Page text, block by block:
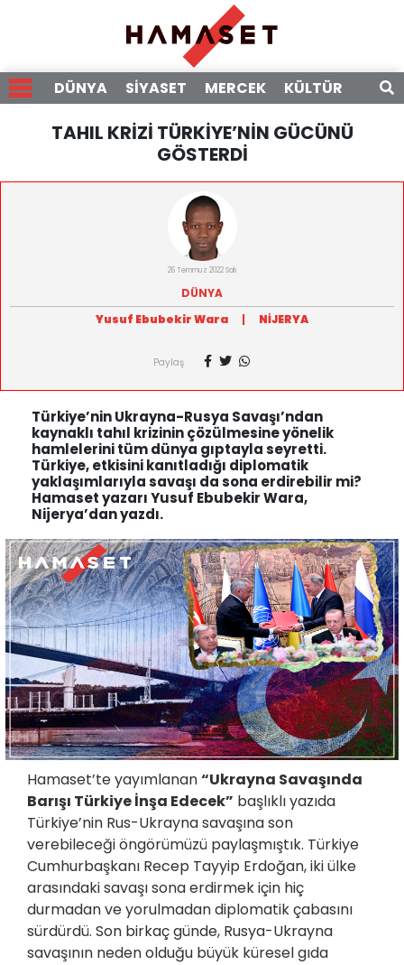
DÜNYA SİYASET MERCEK KÜLTÜR
TAHIL KRİZİ TÜRKİYE’NİN GÜCÜNÜ
GÖSTERDİ
26 Temmuz 2022 Salı
DÜNYA
Yusuf Ebubekir Wara
| NİJERYA
Paylaş
Türkiye’nin Ukrayna-Rusya Savaşı’ndan
kaynaklı tahıl krizinin çözülmesine yönelik
hamlelerini tüm dünya gıptayla seyretti.
Türkiye, etkisini kanıtladığı diplomatik
yaklaşımlarıyla savaşı da sona erdirebilir mi?
Hamaset yazarı Yusuf Ebubekir Wara,
Nijerya’dan yazdı.
Hamaset’te yayımlanan“Ukrayna Savaşında
Barışı Türkiye İnşa Edecek” başlıklı yazıda
Türkiye’nin Rus-Ukrayna savaşına son
verebileceği öngörümüzü paylaşmıştık. Türkiye
Cumhurbaşkanı Recep Tayyip Erdoğan, iki ülke
arasındaki savaşı sona erdirmek için hiç
durmadan ve yorulmadan diplomatik çabasını
sürdürdü. Son birkaç günde, Rusya-Ukrayna
savaşının neden olduğu büyük küresel gıda